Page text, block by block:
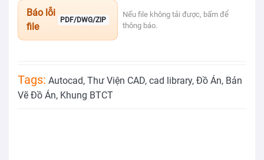
Báo lỗi
file
PDF/DWG/ZIP
Nếu file không tải được, bấm để
thông báo.
Tags: Autocad, Thư Viện CAD, cad library, Đồ Án, Bản
Vẽ Đồ Án, Khung BTCT